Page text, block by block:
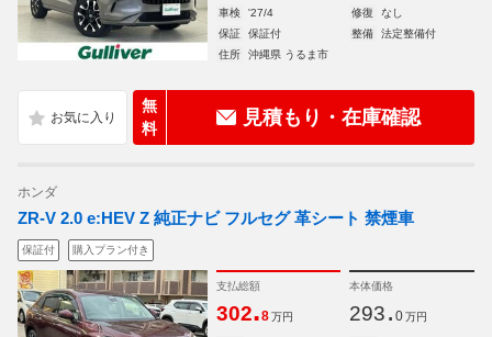
車検
'27/4 修復
なし
保証
保証付 整備
法定整備付
住所
沖縄県 うるま市
無
料
見積もり・在庫確認
ホンダ
ZR-V 2.0 e:HEV Z 純正ナビ フルセグ 革シート 禁煙車
保証付 購入プラン付き
支払総額
302.8 万円
本体価格
293. 0 万円